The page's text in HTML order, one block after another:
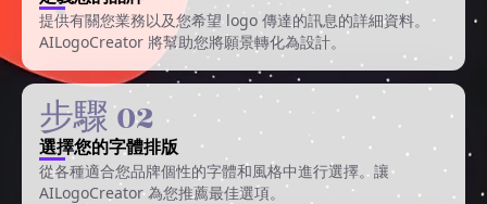
提供有關您業務以及您希望 logo 傳達的訊息的詳細資料。
AILogoCreator 將幫助您將願景轉化為設計。
步驟 02
選擇您的字體排版
從各種適合您品牌個性的字體和風格中進行選擇。讓
AILogoCreator 為您推薦最佳選項。